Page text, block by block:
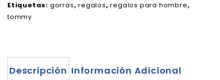
Etiquetas: gorras,regalos,regalos para hombre,
tommy
Descripción Información Adicional